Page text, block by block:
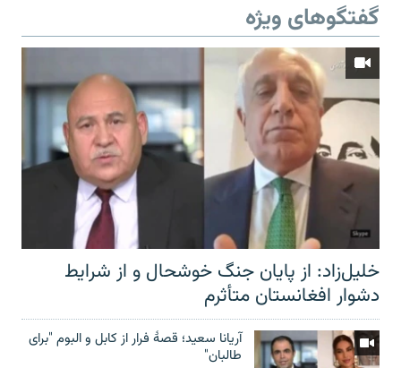
گفتگوهای ویژه
خلیل‌زاد: از پایان جنگ خوشحال و از شرایط
دشوار افغانستان متأثرم
آریانا سعید؛ قصۀ فرار از کابل و البوم "برای
طالبان"